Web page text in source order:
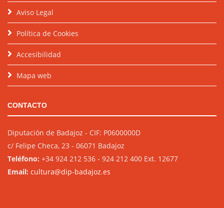
Aviso Legal
Política de Cookies
Accesibilidad
Mapa web
CONTACTO
Diputación de Badajoz - CIF: P0600000D
c/ Felipe Checa, 23 - 06071 Badajoz
Teléfono: +34 924 212 536 - 924 212 400 Ext. 12677
Email: cultura@dip-badajoz.es